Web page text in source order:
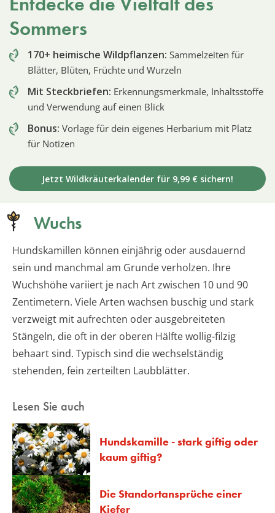
Sommers
170+ heimische Wildpflanzen: Sammelzeiten für
Blätter, Blüten, Früchte und Wurzeln
Mit Steckbriefen: Erkennungsmerkmale, Inhaltsstoffe
und Verwendung auf einen Blick
Bonus: Vorlage für dein eigenes Herbarium mit Platz
für Notizen
Jetzt Wildkräuterkalender für 9,99 € sichern!
Wuchs
Hundskamillen können einjährig oder ausdauernd
sein und manchmal am Grunde verholzen. Ihre
Wuchshöhe variiert je nach Art zwischen 10 und 90
Zentimetern. Viele Arten wachsen buschig und stark
verzweigt mit aufrechten oder ausgebreiteten
Stängeln, die oft in der oberen Hälfte wollig-filzig
behaart sind. Typisch sind die wechselständig
stehenden, fein zerteilten Laubblätter.
Lesen Sie auch
Hundskamille - stark giftig oder
kaum giftig?
Die Standortansprüche einer
Kiefer